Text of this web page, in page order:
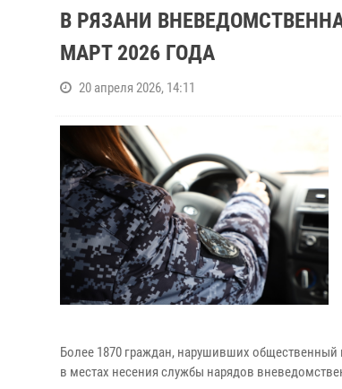
В РЯЗАНИ
МАРТ 2026 ГОДА
20 апреля 2026, 14:11
Более 1870 граждан, нарушивших общественный
в местах несения службы нарядов